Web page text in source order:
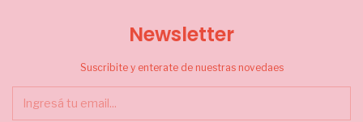
Newsletter
Suscribite y enterate de nuestras novedaes